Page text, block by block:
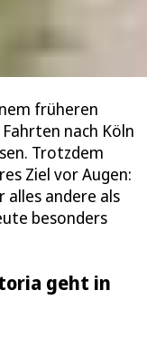
früheren
nach Köln
Trotzdem
Ziel vor Augen:
alles andere als
besonders
geht in